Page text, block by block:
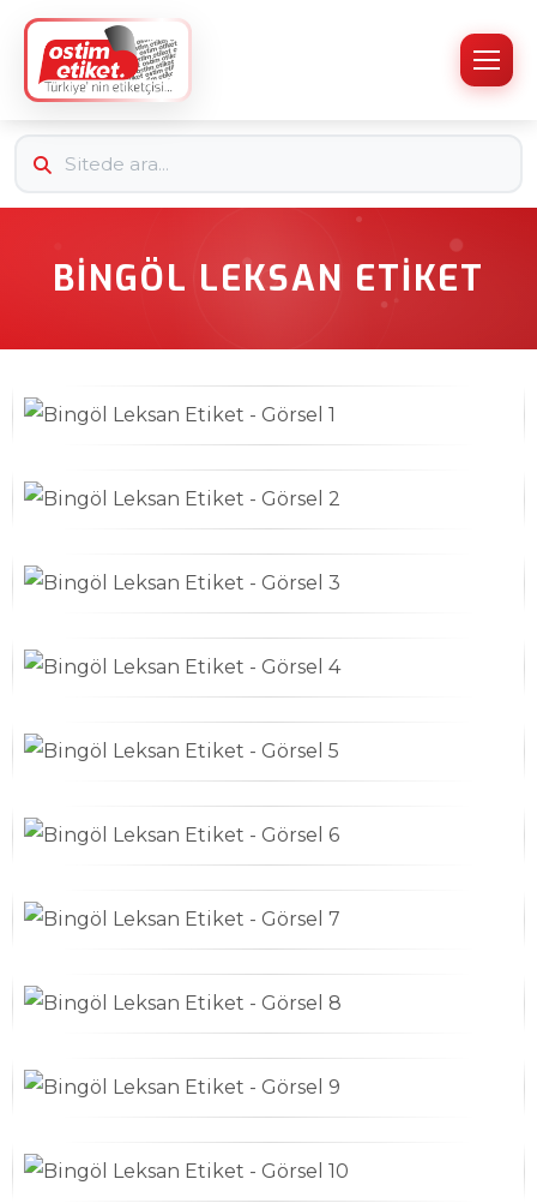
BINGÖL LEKSAN ETIKET